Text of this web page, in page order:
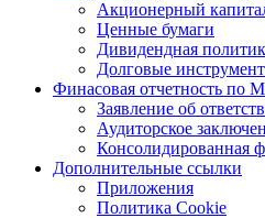
Акционерный
Ценные бумаги
Дивидендная
Долговые
Финасовая отчетность по
Заявление об
Аудиторское
Консолидированная
Дополнительные ссылки
Приложения
Политика Cookie